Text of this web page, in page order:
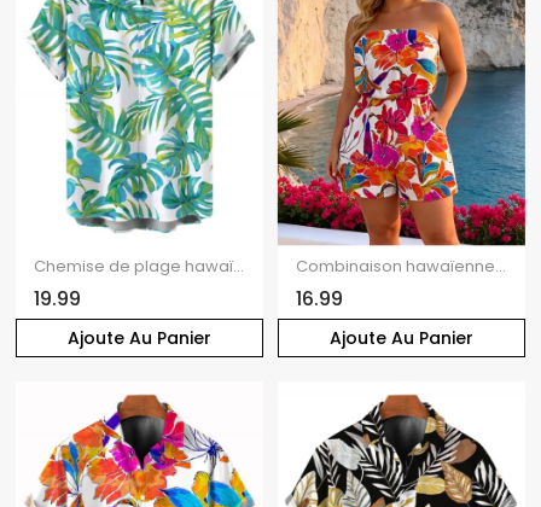
Ajoute Au Panier
Chemise de plage hawaïenne pour homme, imprimé aquarelle de feuilles de palmier monstera, boutonnée
19.99
Ajoute Au Panier
Combinaison hawaïenne à imprimé floral aquarelle coloré, poche et épaules dénudées
16.99